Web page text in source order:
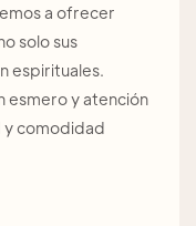
a ofrecer
solo sus
espirituales.
esmero y atención
y comodidad